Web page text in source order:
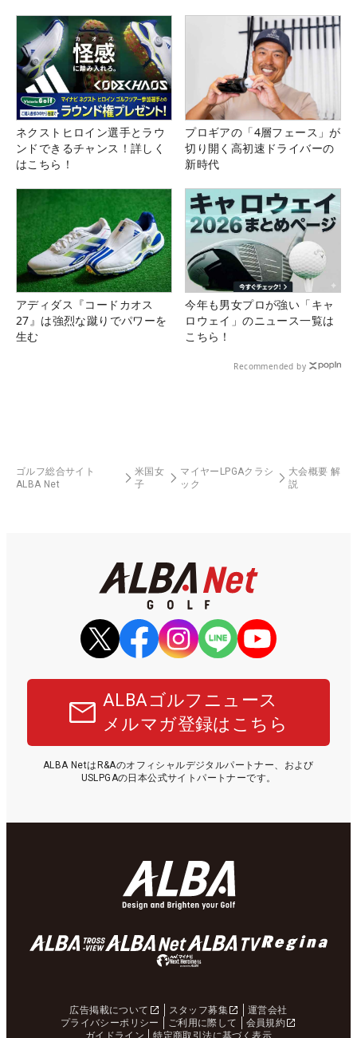
ネクストヒロイン選手とラウ
ンドできるチャンス！詳しく
はこちら！
プロギアの「4層フェース」が
切り開く高初速ドライバーの
新時代
アディダス『コードカオス
27』は強烈な蹴りでパワーを
生む
今年も男女プロが強い「キャ
ロウェイ」のニュース一覧は
こちら！
Recommended by
ゴルフ総合サイト
ALBA Net
米国女
子
マイヤーLPGAクラシ
ック
大会概要 解
説
ALBAゴルフニュース
メルマガ登録はこちら
ALBA NetはR&Aのオフィシャルデジタルパートナー、および
USLPGAの日本公式サイトパートナーです。
広告掲載について スタッフ募集
運営会社
プライバシーポリシー
ご利用に際して
会員規約
ガイドライン
特定商取引法に基づく表示